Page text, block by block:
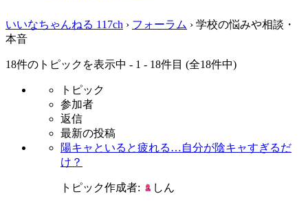
いいなちゃんねる 117ch › フォーラム › 学校の悩みや相談・
本音
18件のトピックを表示中 - 1 - 18件目 (全18件中)
トピック
参加者
返信
最新の投稿
陽キャといると疲れる…自分が陰キャすぎるだ
け？
トピック作成者: しん